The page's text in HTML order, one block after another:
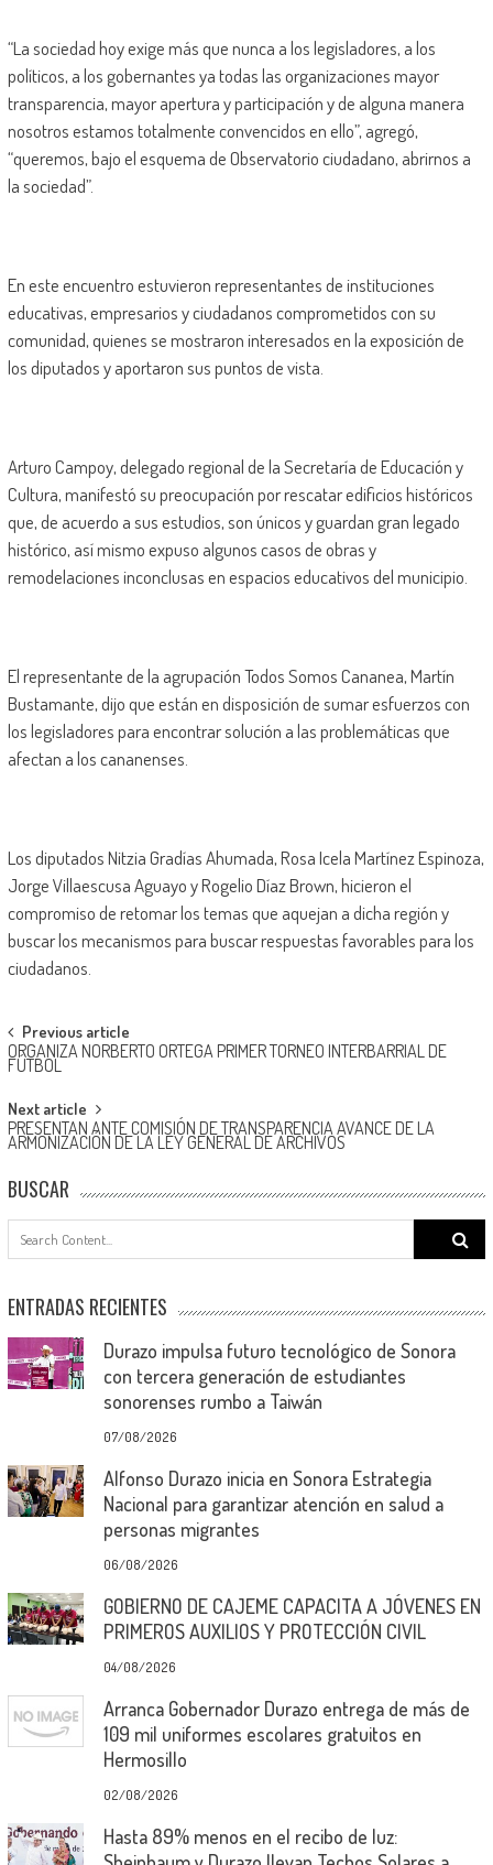
“La sociedad hoy exige más que nunca a los legisladores, a los
políticos, a los gobernantes ya todas las organizaciones mayor
transparencia, mayor apertura y participación y de alguna manera
nosotros estamos totalmente convencidos en ello”, agregó,
“queremos, bajo el esquema de Observatorio ciudadano, abrirnos a
la sociedad”.
En este encuentro estuvieron representantes de instituciones
educativas, empresarios y ciudadanos comprometidos con su
comunidad, quienes se mostraron interesados en la exposición de
los diputados y aportaron sus puntos de vista.
Arturo Campoy, delegado regional de la Secretaría de Educación y
Cultura, manifestó su preocupación por rescatar edificios históricos
que, de acuerdo a sus estudios, son únicos y guardan gran legado
histórico, así mismo expuso algunos casos de obras y
remodelaciones inconclusas en espacios educativos del municipio.
El representante de la agrupación Todos Somos Cananea, Martín
Bustamante, dijo que están en disposición de sumar esfuerzos con
los legisladores para encontrar solución a las problemáticas que
afectan a los cananenses.
Los diputados Nitzia Gradías Ahumada, Rosa Icela Martínez Espinoza,
Jorge Villaescusa Aguayo y Rogelio Díaz Brown, hicieron el
compromiso de retomar los temas que aquejan a dicha región y
buscar los mecanismos para buscar respuestas favorables para los
ciudadanos.
Post
navigation
Previous article
ORGANIZA NORBERTO ORTEGA PRIMER TORNEO INTERBARRIAL DE
FÚTBOL
Next article
PRESENTAN ANTE COMISIÓN DE TRANSPARENCIA AVANCE DE LA
ARMONIZACIÓN DE LA LEY GENERAL DE ARCHIVOS
BUSCAR
Search
for:
ENTRADAS RECIENTES
Durazo impulsa futuro tecnológico de Sonora
con tercera generación de estudiantes
sonorenses rumbo a Taiwán
07/08/2026
Alfonso Durazo inicia en Sonora Estrategia
Nacional para garantizar atención en salud a
personas migrantes
06/08/2026
GOBIERNO DE CAJEME CAPACITA A JÓVENES EN
PRIMEROS AUXILIOS Y PROTECCIÓN CIVIL
04/08/2026
Arranca Gobernador Durazo entrega de más de
109 mil uniformes escolares gratuitos en
Hermosillo
02/08/2026
Hasta 89% menos en el recibo de luz: